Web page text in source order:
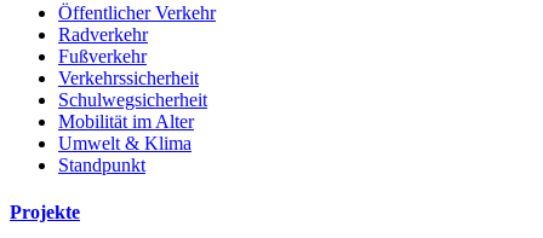
Öffentlicher Verkehr
Radverkehr
Fußverkehr
Verkehrssicherheit
Schulwegsicherheit
Mobilität im Alter
Umwelt & Klima
Standpunkt
Projekte